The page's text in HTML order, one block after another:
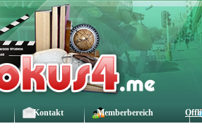
Kontakt Memberbereich